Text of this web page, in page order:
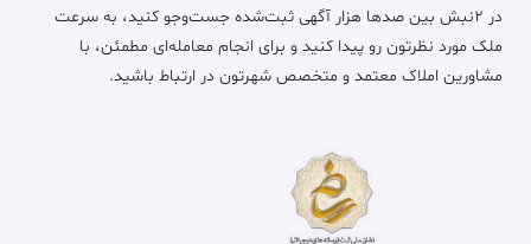
در ۲نبش بین صدها هزار آگهی ثبت‌شده جست‌وجو کنید، به سرعت
ملک مورد نظرتون رو پیدا کنید و برای انجام معامله‌ای مطمئن، با
مشاورین املاک معتمد و متخصص شهرتون در ارتباط باشید.